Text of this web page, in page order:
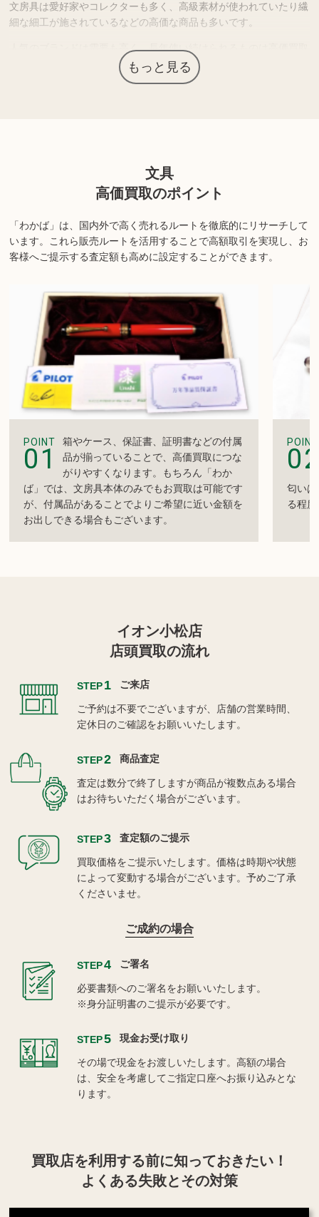
文房具は愛好家やコレクターも多く、高級素材が使われていたり繊
細な細工が施されているなどの高価な商品も多いです。
人気のブランドは需要も高く、長年使い続けられるものは高価買取
につながる場合があります。
す。詳しくは店舗までお問い合わせください。
もっと見る
文具
高価買取のポイント
「わかば」は、国内外で高く売れるルートを徹底的にリサーチして
います。 これら販売ルートを活用することで高額取引を実現し、お
客様へご提示する査定額も高めに設定することができます。
POINT
01
箱やケース、保証書、証明書などの付属
品が揃っていることで、高価買取につな
がりやすくなります。もちろん「わか
ば」では、文房具本体のみでもお買取は可能です
が、付属品があることでよりご希望に近い金額を
お出しできる場合もございます。
POINT
匂い
る程
イオン小松店
店頭買取の流れ
STEP1 ご来店
ご予約は不要でございますが、店舗の営業時間、
定休日のご確認をお願いいたします。
STEP2 商品査定
査定は数分で終了しますが商品が複数点ある場合
はお待ちいただく場合がございます。
STEP3 査定額のご提示
買取価格をご提示いたします。価格は時期や状態
によって変動する場合がございます。予めご了承
くださいませ。
ご成約の場合
STEP4 ご署名
必要書類へのご署名をお願いいたします。
※身分証明書のご提示が必要です。
STEP5 現金お受け取り
その場で現金をお渡しいたします。高額の場合
は、安全を考慮してご指定口座へお振り込みとな
ります。
買取店を利用する前に知っておきたい！
よくある失敗とその対策